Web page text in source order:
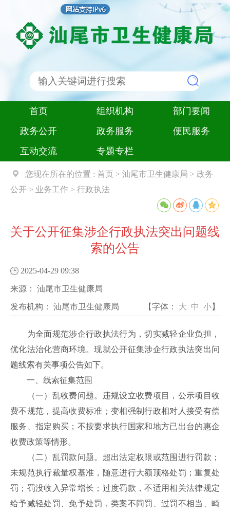
首页 组织机构
部门要闻
政务公开
政务服务
便民服务
互动交流
专题专栏
您现在所在的位置 : 首页 > 汕尾市卫生健康局 > 政务
公开 > 业务工作 > 行政执法
关于公开征集涉企行政执法突出问题线
索的公告
2025-04-29 09:38
来源： 汕尾市卫生健康局
发布机构： 汕尾市卫生健康局 【字体： 大 中 小】
为全面规范涉企行政执法行为，切实减轻企业负担，
优化法治化营商环境。现就公开征集涉企行政执法突出问
题线索有关事项公告如下。
一、线索征集范围
（一）乱收费问题。违规设立收费项目，公示项目收
费不规范，提高收费标准；变相强制行政相对人接受有偿
服务、指定购买；不按要求执行国家和地方已出台的惠企
收费政策等情形。
（二）乱罚款问题。超出法定权限或范围进行罚款；
未规范执行裁量权基准，随意进行大额顶格处罚；重复处
罚；罚没收入异常增长；过度罚款，不适用相关法律规定
给予减轻处罚、免予处罚，类案不同罚、过罚不相当、畸